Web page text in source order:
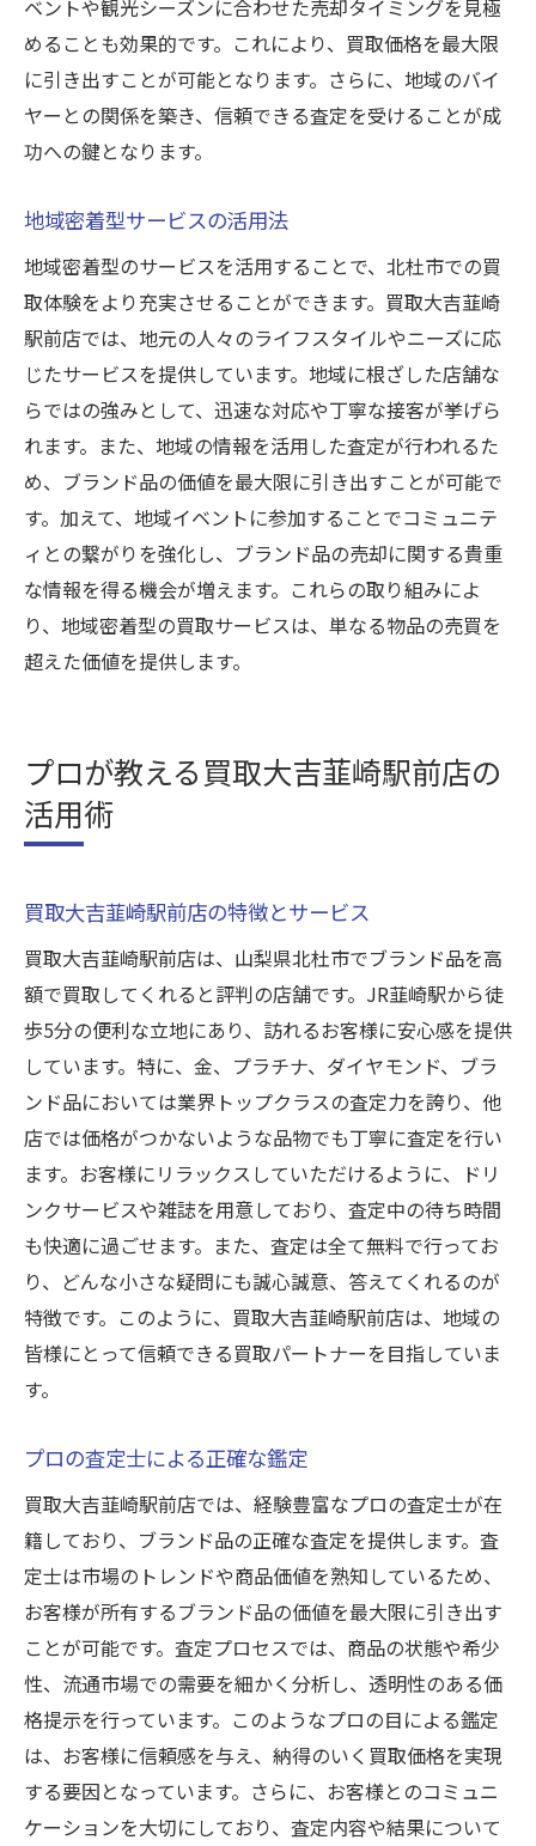
ベントや観光シーズンに合わせた売却タイミングを見極
めることも効果的です。これにより、買取価格を最大限
に引き出すことが可能となります。さらに、地域のバイ
ヤーとの関係を築き、信頼できる査定を受けることが成
功への鍵となります。
地域密着型サービスの活用法
地域密着型のサービスを活用することで、北杜市での買
取体験をより充実させることができます。買取大吉韮崎
駅前店では、地元の人々のライフスタイルやニーズに応
じたサービスを提供しています。地域に根ざした店舗な
らではの強みとして、迅速な対応や丁寧な接客が挙げら
れます。また、地域の情報を活用した査定が行われるた
め、ブランド品の価値を最大限に引き出すことが可能で
す。加えて、地域イベントに参加することでコミュニテ
ィとの繋がりを強化し、ブランド品の売却に関する貴重
な情報を得る機会が増えます。これらの取り組みによ
り、地域密着型の買取サービスは、単なる物品の売買を
超えた価値を提供します。
プロが教える買取大吉韮崎駅前店の
活用術
買取大吉韮崎駅前店の特徴とサービス
買取大吉韮崎駅前店は、山梨県北杜市でブランド品を高
額で買取してくれると評判の店舗です。JR韮崎駅から徒
歩5分の便利な立地にあり、訪れるお客様に安心感を提供
しています。特に、金、プラチナ、ダイヤモンド、ブラ
ンド品においては業界トップクラスの査定力を誇り、他
店では価格がつかないような品物でも丁寧に査定を行い
ます。お客様にリラックスしていただけるように、ドリ
ンクサービスや雑誌を用意しており、査定中の待ち時間
も快適に過ごせます。また、査定は全て無料で行ってお
り、どんな小さな疑問にも誠心誠意、答えてくれるのが
特徴です。このように、買取大吉韮崎駅前店は、地域の
皆様にとって信頼できる買取パートナーを目指していま
す。
プロの査定士による正確な鑑定
買取大吉韮崎駅前店では、経験豊富なプロの査定士が在
籍しており、ブランド品の正確な査定を提供します。査
定士は市場のトレンドや商品価値を熟知しているため、
お客様が所有するブランド品の価値を最大限に引き出す
ことが可能です。査定プロセスでは、商品の状態や希少
性、流通市場での需要を細かく分析し、透明性のある価
格提示を行っています。このようなプロの目による鑑定
は、お客様に信頼感を与え、納得のいく買取価格を実現
する要因となっています。さらに、お客様とのコミュニ
ケーションを大切にしており、査定内容や結果について